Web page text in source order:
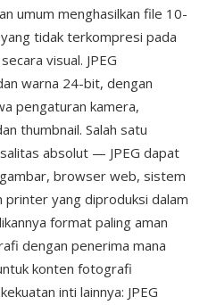
umum menghasilkan file 10-
tidak terkompresi pada
visual. JPEG
warna 24-bit, dengan
pengaturan kamera,
thumbnail. Salah satu
absolut — JPEG dapat
browser web, sistem
yang diproduksi dalam
format paling aman
dengan penerima mana
konten fotografi
inti lainnya: JPEG